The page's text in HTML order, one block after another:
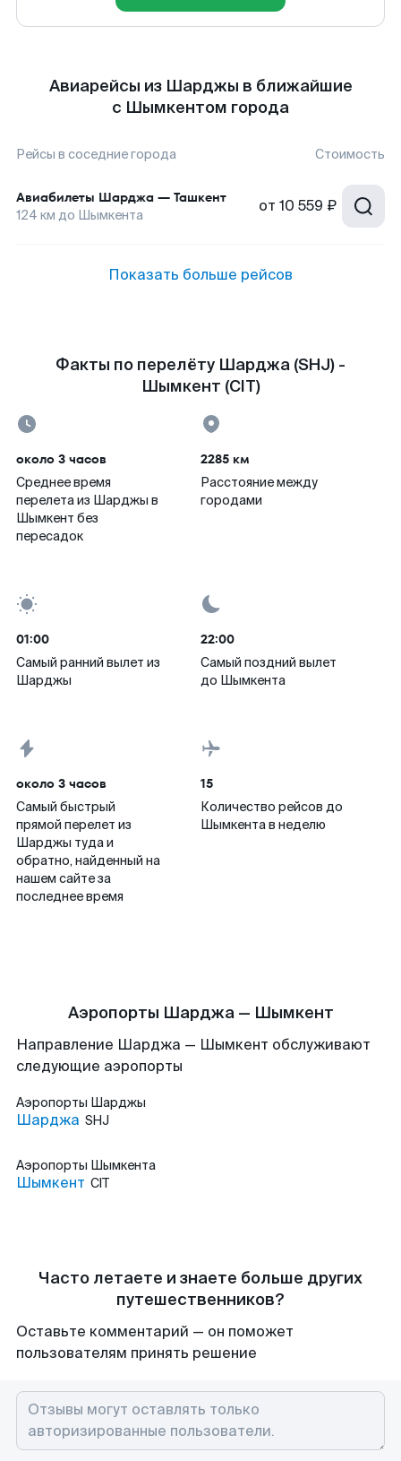
Авиарейсы из Шарджы в ближайшие
с Шымкентом города
Рейсы в соседние города Стоимость
Авиабилеты Шарджа — Ташкент
124 км до Шымкента от 10 559 ₽
Показать больше рейсов
Факты по перелёту Шарджа (SHJ) -
Шымкент (CIT)
около 3 часов
Среднее время
перелета из Шарджы в
Шымкент без
пересадок
2285 км
Расстояние между
городами
01:00
Самый ранний вылет из
Шарджы
22:00
Самый поздний вылет
до Шымкента
около 3 часов
Самый быстрый
прямой перелет из
Шарджы туда и
обратно, найденный на
нашем сайте за
последнее время
15
Количество рейсов до
Шымкента в неделю
Аэропорты Шарджа — Шымкент
Направление Шарджа — Шымкент обслуживают
следующие аэропорты
Аэропорты Шарджы
Шарджа SHJ
Аэропорты Шымкента
Шымкент CIT
Часто летаете и знаете больше других
путешественников?
Оставьте комментарий — он поможет
пользователям принять решение